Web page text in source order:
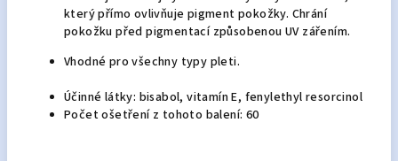
který přímo ovlivňuje pigment pokožky. Chrání
pokožku před pigmentací způsobenou UV zářením.
Vhodné pro všechny typy pleti.
Účinné látky: bisabol, vitamín E, fenylethyl resorcinol
Počet ošetření z tohoto balení: 60